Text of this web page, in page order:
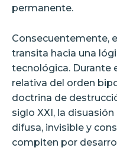
permanente.
Consecuentemente,
transita hacia una
tecnológica. Durante
relativa del orden
doctrina de
siglo XXI, la
difusa, invisible y
compiten por